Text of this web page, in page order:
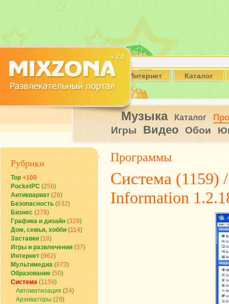
Интернет Каталог
Музыка Каталог
Игры Видео Обои
Рубрики
Top +100
PocketPC (256)
Антиквариат (26)
Безопасность (632)
Бизнес (278)
Графика и дизайн (328)
Дом, семья, хобби (114)
Заставки (18)
Игры и развлечения (37)
Интернет (962)
Мультимедиа (973)
Образование (50)
Система (1159)
Автоматизация (24)
Архиваторы (29)
Программы
Система (1159)
Information